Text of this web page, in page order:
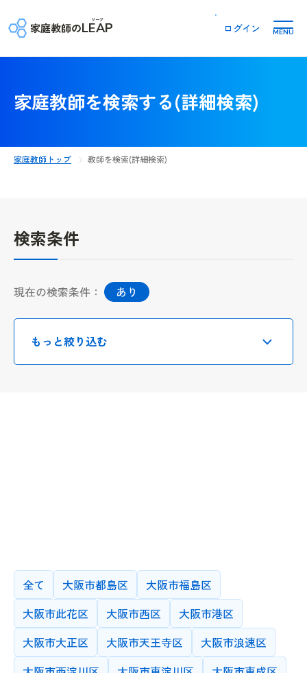
家庭教師のLEAP
リープ
ログイン MENU
家庭教師を検索する(詳細検索)
家庭教師トップ 教師を検索(詳細検索)
検索条件
現在の検索条件： あり
もっと絞り込む
プログラミング/AI/IT
海外留学/MBA
その他
最低時給 以下
授業カテゴリーと最低時給の両方を選択してください
先生が希望する指導方法です。条件は複数選択可能です
希望する指導場所を選択してください
先生の住所で検索する
学歴
大学院
大学/高専
教師の性別
男性
どちらでも可
女性
情報の更新
全て 大阪市都島区
大阪市福島区
大阪市此花区
大阪市西区
大阪市港区
大阪市大正区
大阪市天王寺区
大阪市浪速区